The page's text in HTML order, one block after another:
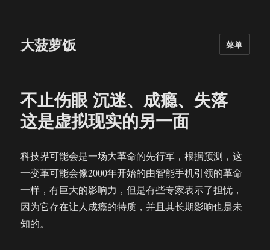
大菠萝饭 菜单
不止伤眼 沉迷、成瘾、失落
这是虚拟现实的另一面
科技界可能会是一场大革命的先行军，根据预测，这
一变革可能会像2000年开始的由智能手机引领的革命
一样，有巨大的影响力，但是有些专家表示了担忧，
因为它存在让人成瘾的特质，并且其长期影响也是未
知的。